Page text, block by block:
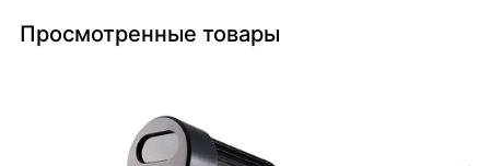
Просмотренные товары